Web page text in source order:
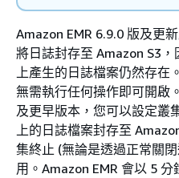
Amazon EMR 6.9.0 版及更
將日誌封存至 Amazon S3
上產生的日誌檔案仍然存在
無需執行任何操作即可開啟
及更早版本，您可以設定叢
上的日誌檔案封存至
集終止 (無論是透過正常關
用。Amazon EMR 會以 5